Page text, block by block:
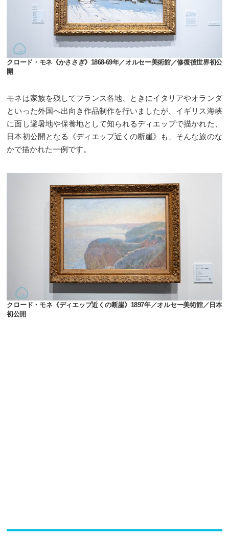
クロード・モネ《かささぎ》1868-69年／オルセー美術館／修復後世界初公
開
モネは家族を残してフランス各地、ときにイタリアやオランダ
といった外国へ出向き作品制作を行いましたが、イギリス海峡
に面し避暑地や保養地として知られるディエップで描かれた、
日本初公開となる《ディエップ近くの断崖》も、そんな旅のな
かで描かれた一例です。
クロード・モネ《ディエップ近くの断崖》1897年／オルセー美術館／日本
初公開